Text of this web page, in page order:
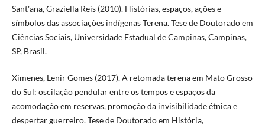
Sant'ana, Graziella Reis (2010). Histórias, espaços, ações e
símbolos das associações indígenas Terena. Tese de Doutorado em
Ciências Sociais, Universidade Estadual de Campinas, Campinas,
SP, Brasil.
Ximenes, Lenir Gomes (2017). A retomada terena em Mato Grosso
do Sul: oscilação pendular entre os tempos e espaços da
acomodação em reservas, promoção da invisibilidade étnica e
despertar guerreiro. Tese de Doutorado em História,